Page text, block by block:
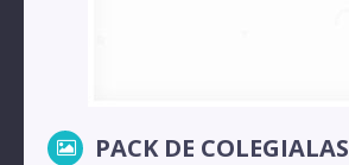
PACK DE COLEGIALAS